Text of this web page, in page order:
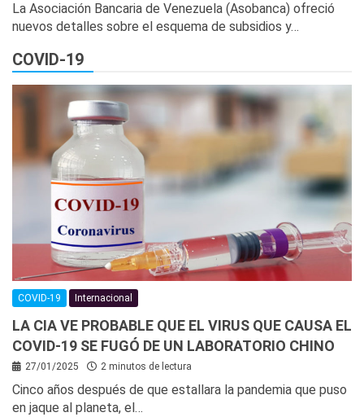
La Asociación Bancaria de Venezuela (Asobanca) ofreció
nuevos detalles sobre el esquema de subsidios y…
COVID-19
COVID-19 Internacional
LA CIA VE PROBABLE QUE EL VIRUS QUE CAUSA EL
COVID-19 SE FUGÓ DE UN LABORATORIO CHINO
27/01/2025 2 minutos de lectura
Cinco años después de que estallara la pandemia que puso
en jaque al planeta, el…